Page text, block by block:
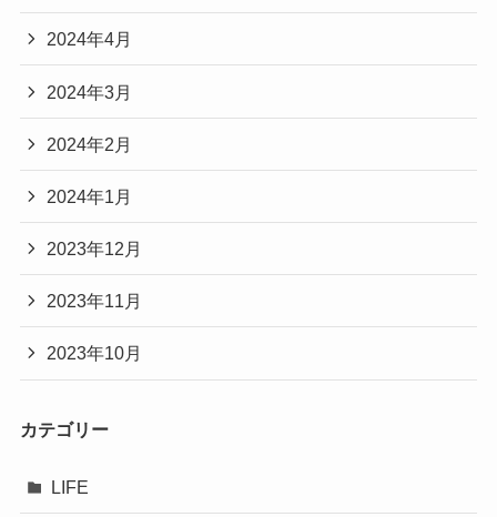
2024年4月
2024年3月
2024年2月
2024年1月
2023年12月
2023年11月
2023年10月
カテゴリー
LIFE